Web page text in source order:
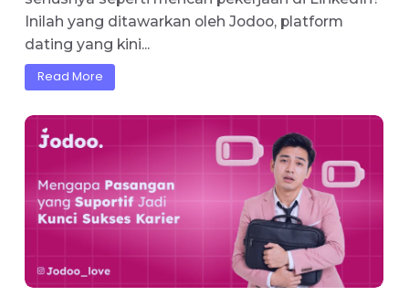
3 Mei 2026
Jodoo Disebut “LinkedIn untuk Cinta”:
Baru Modern Mencari Pasangan yang
Mengubah Industri Dating
Mengapa Jodoo Dijuluki LinkedIn untuk Cinta?
Pernahkah kamu membayangkan mencari
pasangan dengan pendekatan yang sama